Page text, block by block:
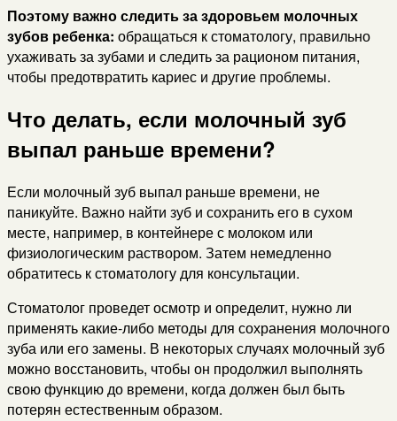
Поэтому важно следить за здоровьем молочных
зубов ребенка: обращаться к стоматологу, правильно
ухаживать за зубами и следить за рационом питания,
чтобы предотвратить кариес и другие проблемы.
Что делать, если молочный зуб
выпал раньше времени?
Если молочный зуб выпал раньше времени, не
паникуйте. Важно найти зуб и сохранить его в сухом
месте, например, в контейнере с молоком или
физиологическим раствором. Затем немедленно
обратитесь к стоматологу для консультации.
Стоматолог проведет осмотр и определит, нужно ли
применять какие-либо методы для сохранения молочного
зуба или его замены. В некоторых случаях молочный зуб
можно восстановить, чтобы он продолжил выполнять
свою функцию до времени, когда должен был быть
потерян естественным образом.